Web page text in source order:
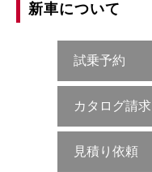
新車について
試乗予約
カタログ請求
見積り依頼